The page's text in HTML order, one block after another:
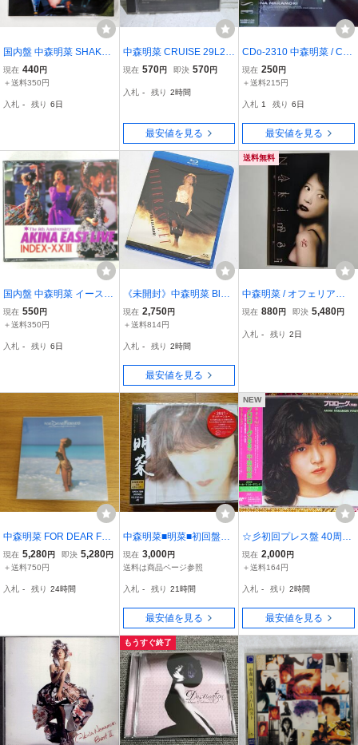
国内盤 中森明菜 SHAKER
MCA MVCD38 1CD □
現在 440円
＋送料350円
入札 - 残り 6日
中森明菜 CRUISE 29L2-8
0旧規格
現在 570円 即決 570円
入札 - 残り 2時間
最安値を見る
CDo-2310 中森明菜 / CR
UISE
現在 250円
＋送料215円
入札 1 残り 6日
最安値を見る
国内盤 中森明菜 イースト
ライヴ インデックス23 R
EPRISE 45L2126 2CD □
現在 550円
＋送料350円
入札 - 残り 6日
《未開封》中森明菜 Blu-r
ay ビター&スウィート 19
85サマー・ツアー 店頭/併
福山店》K2490
現在 2,750円
＋送料814円
入札 - 残り 2時間
最安値を見る
送料無料
中森明菜 / オフェリア（G
RDO-21）GAUSS 8cmシ
現在 880円 即決 5,480円
入札 - 残り 2日
中森明菜 FOR DEAR FRi
ENDS Akina Nakamori Si
ngle Collection Box
現在 5,280円 即決 5,280円
＋送料750円
入札 - 残り 24時間
中森明菜■明菜■初回盤、
新品
現在 3,000円
送料は商品ページ参照
入札 - 残り 21時間
最安値を見る
NEW
☆彡初回プレス盤 40周年
記念盤【帯付2枚組CD】
中森明菜 / プロローグ (序
ウンド・カラオケ付・ス
ローモーション
現在 2,000円
＋送料164円
入札 - 残り 2時間
最安値を見る
もうすぐ終了